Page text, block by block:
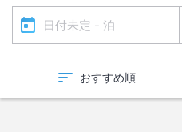
おすすめ順